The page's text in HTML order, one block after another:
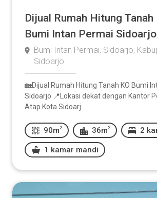
Dijual Rumah Hitung Tanah
Bumi Intan Permai Sidoarjo
Bumi Intan Permai, Sidoarjo,
Sidoarjo
🏡Dijual Rumah Hitung Tanah KO Bumi
Sidoarjo 📍Lokasi dekat dengan Kantor
Atap Kota Sidoarj...
90m 2 36m 2 2
1 kamar mandi